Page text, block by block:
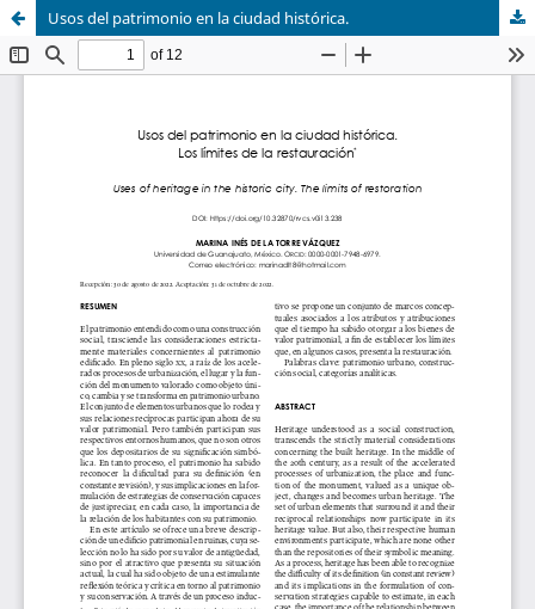
Usos del patrimonio en la ciudad histórica.